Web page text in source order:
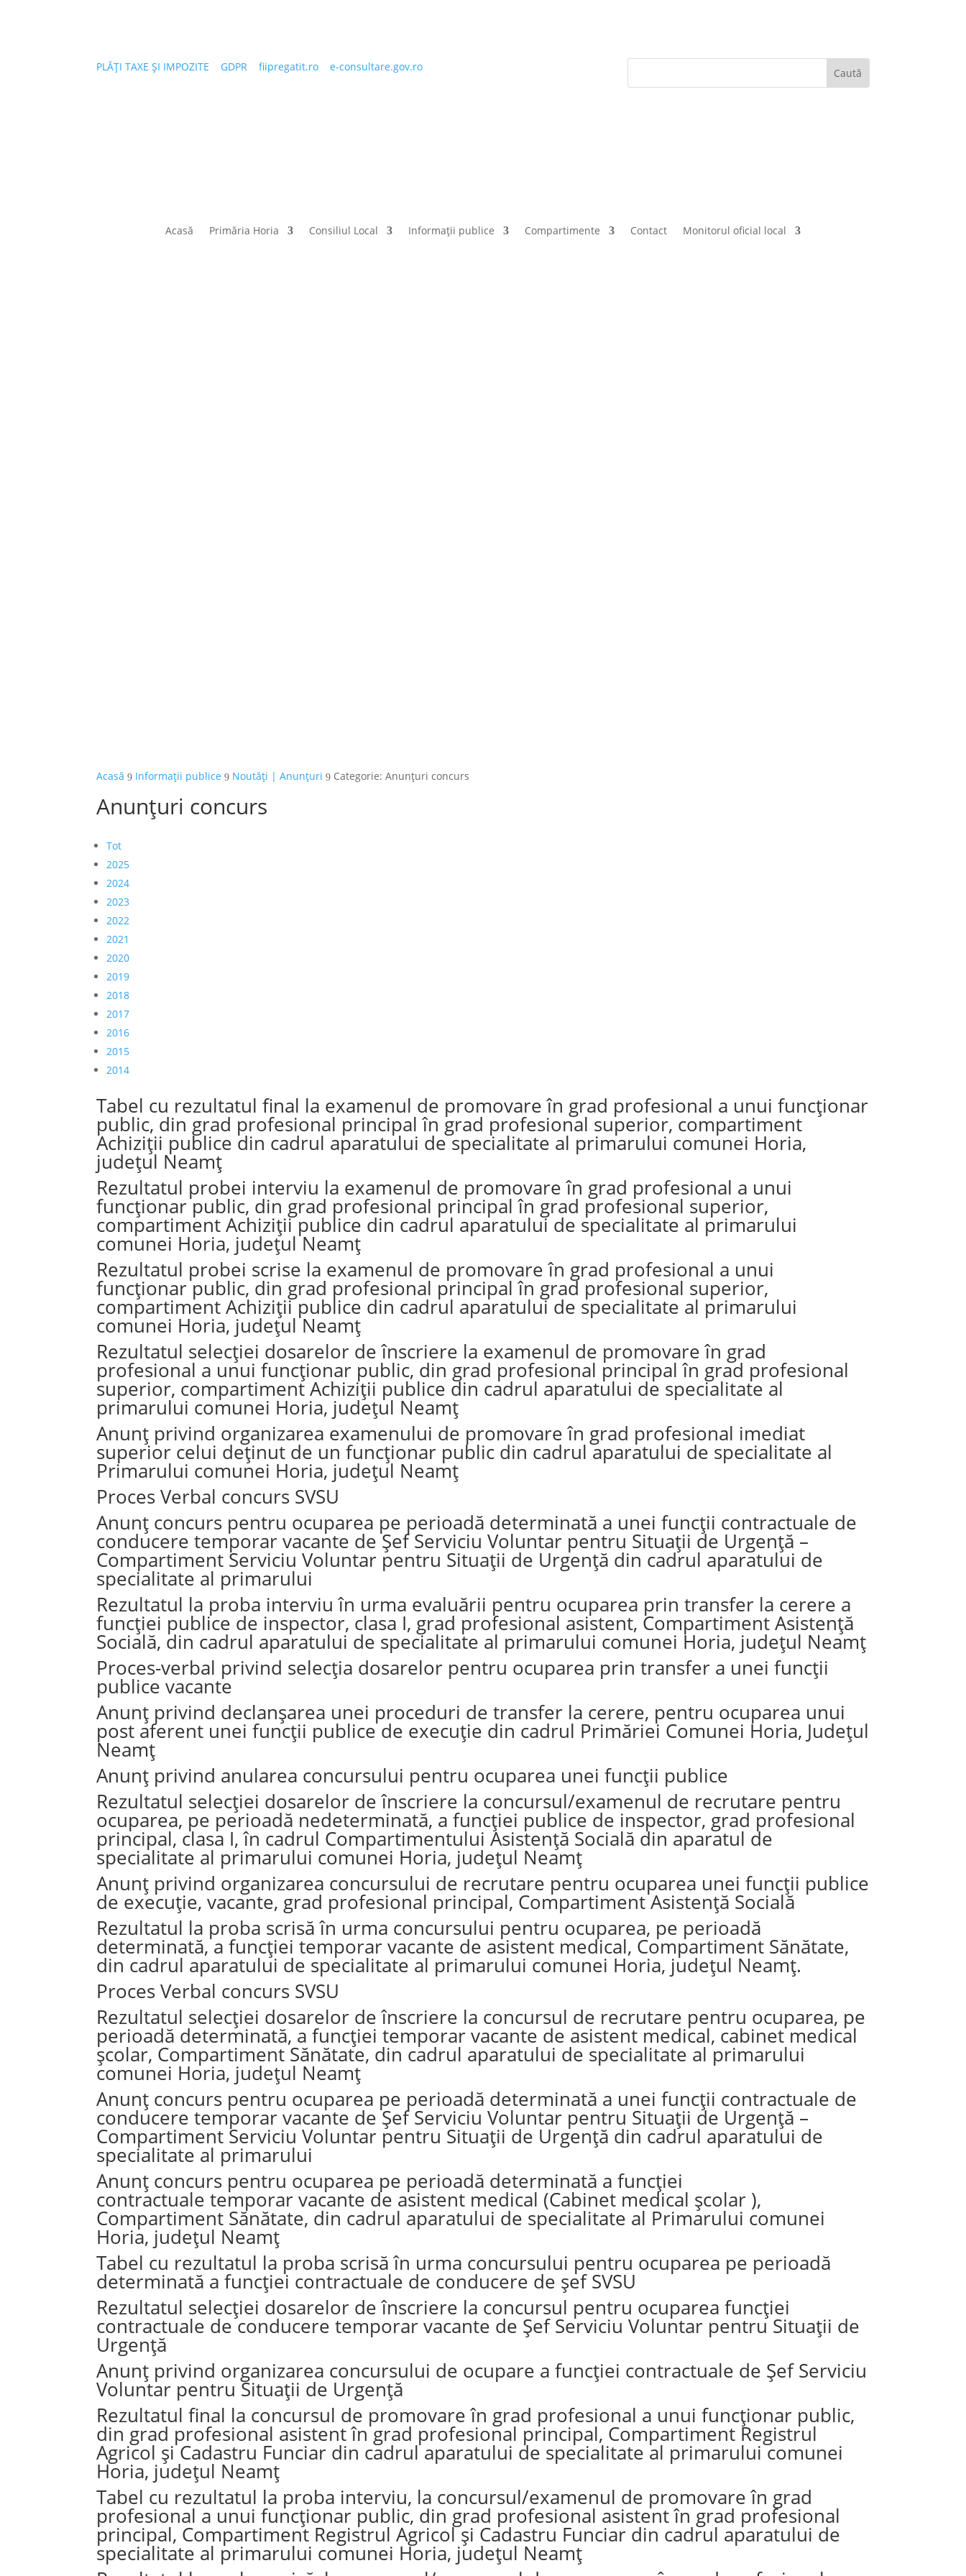
PLĂȚI TAXE ȘI IMPOZITE GDPR |fiipregatit.ro |e-consultare.gov.ro
Acasă Primăria Horia Consiliul Local Informații publice Compartimente Contact Monitorul oficial local
Acasă 9 Informații publice 9 Noutăți | Anunțuri 9 Categorie: Anunțuri concurs
Anunțuri concurs
Tot
2025
2024
2023
2022
2021
2020
2019
2018
2017
2016
2015
2014
Tabel cu rezultatul final la examenul de promovare în grad profesional a unui funcționar
public, din grad profesional principal în grad profesional superior, compartiment
Achiziții publice din cadrul aparatului de specialitate al primarului comunei Horia,
județul Neamț
Rezultatul probei interviu la examenul de promovare în grad profesional a unui
funcționar public, din grad profesional principal în grad profesional superior,
compartiment Achiziții publice din cadrul aparatului de specialitate al primarului
comunei Horia, județul Neamț
Rezultatul probei scrise la examenul de promovare în grad profesional a unui
funcționar public, din grad profesional principal în grad profesional superior,
compartiment Achiziții publice din cadrul aparatului de specialitate al primarului
comunei Horia, județul Neamț
Rezultatul selecției dosarelor de înscriere la examenul de promovare în grad
profesional a unui funcționar public, din grad profesional principal în grad profesional
superior, compartiment Achiziții publice din cadrul aparatului de specialitate al
primarului comunei Horia, județul Neamț
Anunț privind organizarea examenului de promovare în grad profesional imediat
superior celui deținut de un funcționar public din cadrul aparatului de specialitate al
Primarului comunei Horia, județul Neamț
Proces Verbal concurs SVSU
Anunț concurs pentru ocuparea pe perioadă determinată a unei funcții contractuale de
conducere temporar vacante de Șef Serviciu Voluntar pentru Situații de Urgență –
Compartiment Serviciu Voluntar pentru Situații de Urgență din cadrul aparatului de
specialitate al primarului
Rezultatul la proba interviu în urma evaluării pentru ocuparea prin transfer la cerere a
funcției publice de inspector, clasa I, grad profesional asistent, Compartiment Asistență
Socială, din cadrul aparatului de specialitate al primarului comunei Horia, județul Neamț
Proces-verbal privind selecția dosarelor pentru ocuparea prin transfer a unei funcții
publice vacante
Anunț privind declanșarea unei proceduri de transfer la cerere, pentru ocuparea unui
post aferent unei funcții publice de execuție din cadrul Primăriei Comunei Horia, Județul
Neamț
Anunț privind anularea concursului pentru ocuparea unei funcții publice
Rezultatul selecției dosarelor de înscriere la concursul/examenul de recrutare pentru
ocuparea, pe perioadă nedeterminată, a funcției publice de inspector, grad profesional
principal, clasa I, în cadrul Compartimentului Asistență Socială din aparatul de
specialitate al primarului comunei Horia, județul Neamț
Anunț privind organizarea concursului de recrutare pentru ocuparea unei funcții publice
de execuție, vacante, grad profesional principal, Compartiment Asistență Socială
Rezultatul la proba scrisă în urma concursului pentru ocuparea, pe perioadă
determinată, a funcției temporar vacante de asistent medical, Compartiment Sănătate,
din cadrul aparatului de specialitate al primarului comunei Horia, județul Neamț.
Proces Verbal concurs SVSU
Rezultatul selecției dosarelor de înscriere la concursul de recrutare pentru ocuparea, pe
perioadă determinată, a funcției temporar vacante de asistent medical, cabinet medical
școlar, Compartiment Sănătate, din cadrul aparatului de specialitate al primarului
comunei Horia, județul Neamț
Anunț concurs pentru ocuparea pe perioadă determinată a unei funcții contractuale de
conducere temporar vacante de Șef Serviciu Voluntar pentru Situații de Urgență –
Compartiment Serviciu Voluntar pentru Situații de Urgență din cadrul aparatului de
specialitate al primarului
Anunț concurs pentru ocuparea pe perioadă determinată a funcției
contractuale temporar vacante de asistent medical (Cabinet medical școlar ),
Compartiment Sănătate, din cadrul aparatului de specialitate al Primarului comunei
Horia, județul Neamț
Tabel cu rezultatul la proba scrisă în urma concursului pentru ocuparea pe perioadă
determinată a funcției contractuale de conducere de șef SVSU
Rezultatul selecției dosarelor de înscriere la concursul pentru ocuparea funcției
contractuale de conducere temporar vacante de Șef Serviciu Voluntar pentru Situații de
Urgență
Anunț privind organizarea concursului de ocupare a funcției contractuale de Șef Serviciu
Voluntar pentru Situații de Urgență
Rezultatul final la concursul de promovare în grad profesional a unui funcționar public,
din grad profesional asistent în grad profesional principal, Compartiment Registrul
Agricol și Cadastru Funciar din cadrul aparatului de specialitate al primarului comunei
Horia, județul Neamț
Tabel cu rezultatul la proba interviu, la concursul/examenul de promovare în grad
profesional a unui funcționar public, din grad profesional asistent în grad profesional
principal, Compartiment Registrul Agricol și Cadastru Funciar din cadrul aparatului de
specialitate al primarului comunei Horia, județul Neamț